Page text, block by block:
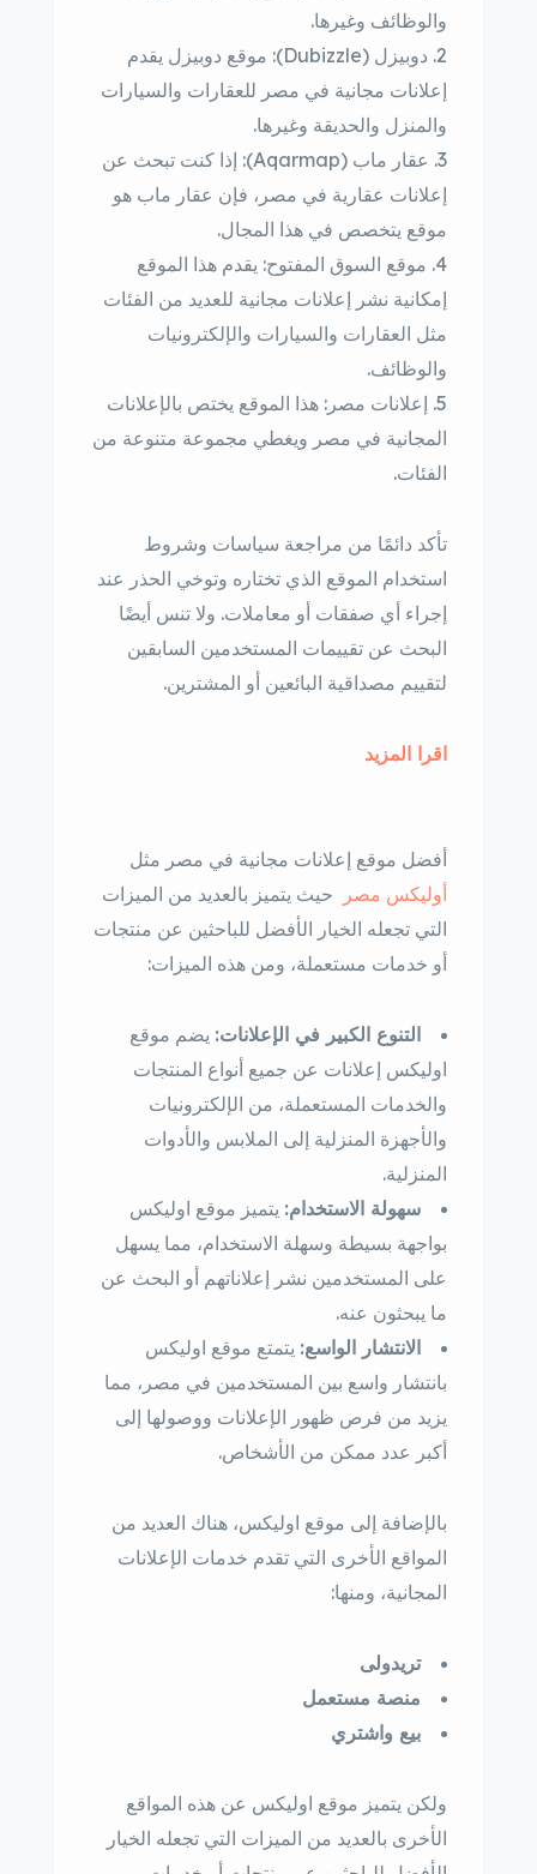
والوظائف وغيرها.
دوبيزل (Dubizzle): موقع دوبيزل يقدم
إعلانات مجانية في مصر للعقارات والسيارات
والمنزل والحديقة وغيرها.
عقار ماب (Aqarmap): إذا كنت تبحث عن
إعلانات عقارية في مصر، فإن عقار ماب هو
موقع يتخصص في هذا المجال.
موقع السوق المفتوح: يقدم هذا الموقع
إمكانية نشر إعلانات مجانية للعديد من الفئات
مثل العقارات والسيارات والإلكترونيات
والوظائف.
إعلانات مصر: هذا الموقع يختص بالإعلانات
المجانية في مصر ويغطي مجموعة متنوعة من
الفئات.
تأكد دائمًا من مراجعة سياسات وشروط
استخدام الموقع الذي تختاره وتوخي الحذر عند
إجراء أي صفقات أو معاملات. ولا تنس أيضًا
البحث عن تقييمات المستخدمين السابقين
لتقييم مصداقية البائعين أو المشترين.
اقرا المزيد
أفضل موقع إعلانات مجانية في مصر مثل
أوليكس مصر
حيث يتميز بالعديد من الميزات
التي تجعله الخيار الأفضل للباحثين عن منتجات
أو خدمات مستعملة، ومن هذه الميزات:
التنوع الكبير في الإعلانات: يضم موقع
اوليكس إعلانات عن جميع أنواع المنتجات
والخدمات المستعملة، من الإلكترونيات
والأجهزة المنزلية إلى الملابس والأدوات
المنزلية.
سهولة الاستخدام: يتميز موقع اوليكس
بواجهة بسيطة وسهلة الاستخدام، مما يسهل
على المستخدمين نشر إعلاناتهم أو البحث عن
ما يبحثون عنه.
الانتشار الواسع: يتمتع موقع اوليكس
بانتشار واسع بين المستخدمين في مصر، مما
يزيد من فرص ظهور الإعلانات ووصولها إلى
أكبر عدد ممكن من الأشخاص.
بالإضافة إلى موقع اوليكس، هناك العديد من
المواقع الأخرى التي تقدم خدمات الإعلانات
المجانية، ومنها:
تريدولى
منصة مستعمل
بيع واشتري
ولكن يتميز موقع اوليكس عن هذه المواقع
الأخرى بالعديد من الميزات التي تجعله الخيار